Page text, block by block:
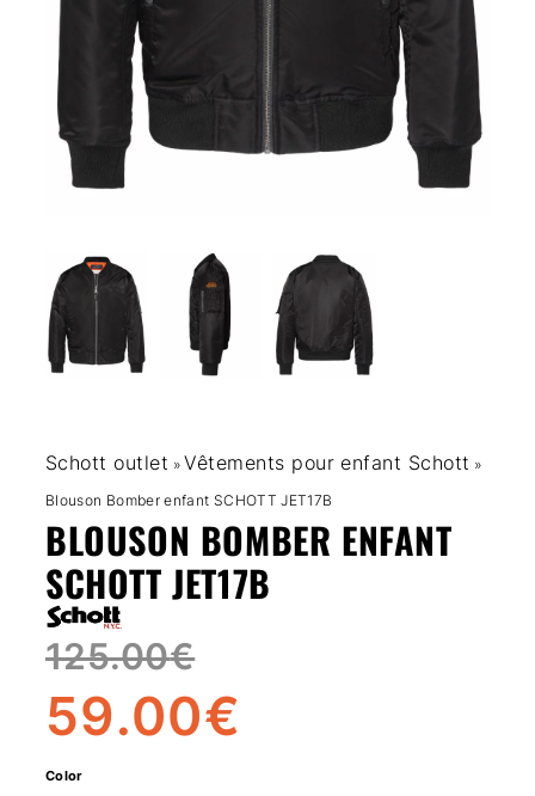
Schott outlet »Vêtements pour enfant Schott »
Blouson Bomber enfant SCHOTT JET17B
BLOUSON BOMBER ENFANT
SCHOTT JET17B
125.00€
59.00€
Color